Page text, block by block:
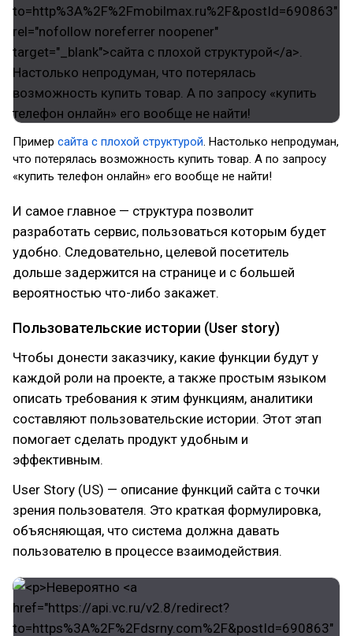
Пример сайта с плохой структурой . Настолько непродуман,
что потерялась возможность купить товар. А по запросу
«купить телефон онлайн» его вообще не найти!
И самое главное — структура позволит
разработать сервис, пользоваться которым будет
удобно. Следовательно, целевой посетитель
дольше задержится на странице и с большей
вероятностью что-либо закажет.
Пользовательские истории (User story)
Чтобы донести заказчику, какие функции будут у
каждой роли на проекте, а также простым языком
описать требования к этим функциям, аналитики
составляют пользовательские истории. Этот этап
помогает сделать продукт удобным и
эффективным.
User Story (US) — описание функций сайта с точки
зрения пользователя. Это краткая формулировка,
объясняющая, что система должна давать
пользователю в процессе взаимодействия.